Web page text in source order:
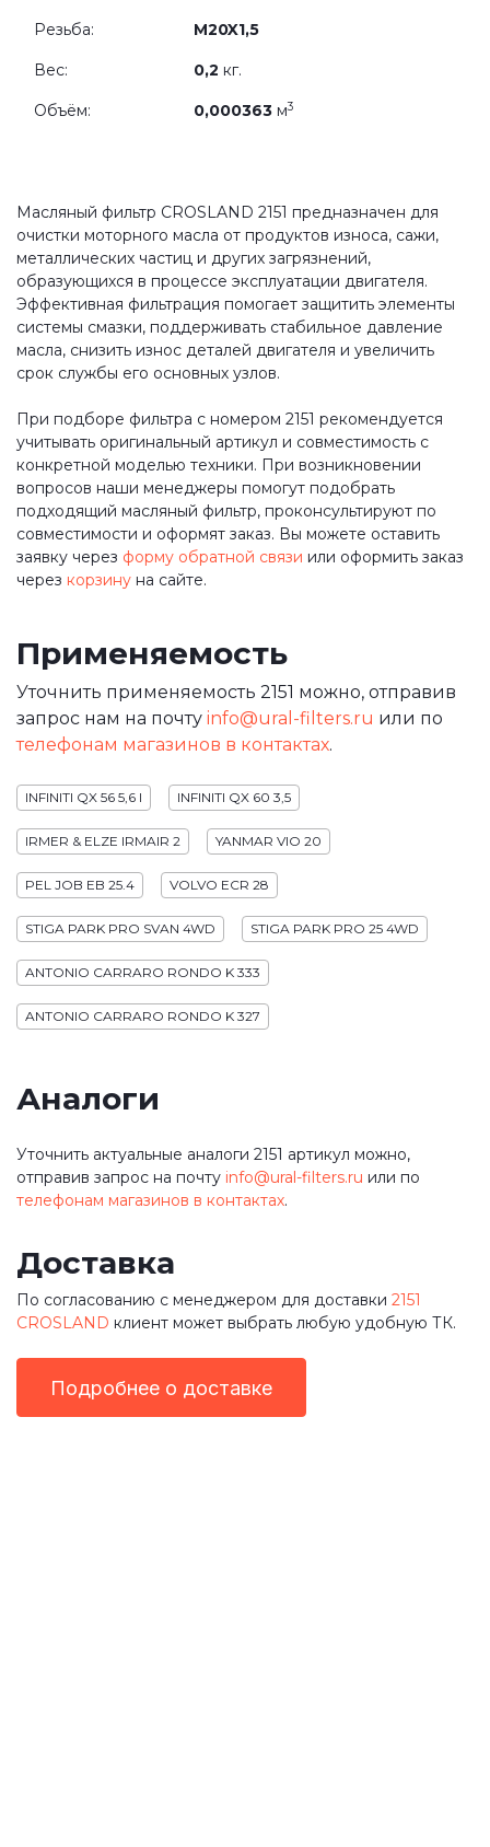
Резьба: M20X1,5
Вес: 0,2 кг.
Объём: 0,000363 м3
Масляный фильтр CROSLAND 2151 предназначен для
очистки моторного масла от продуктов износа, сажи,
металлических частиц и других загрязнений,
образующихся в процессе эксплуатации двигателя.
Эффективная фильтрация помогает защитить элементы
системы смазки, поддерживать стабильное давление
масла, снизить износ деталей двигателя и увеличить
срок службы его основных узлов.
При подборе фильтра с номером 2151 рекомендуется
учитывать оригинальный артикул и совместимость с
конкретной моделью техники. При возникновении
вопросов наши менеджеры помогут подобрать
подходящий масляный фильтр, проконсультируют по
совместимости и оформят заказ. Вы можете оставить
заявку через форму обратной связи или оформить заказ
через корзину на сайте.
Применяемость
Уточнить применяемость 2151 можно, отправив
запрос нам на почту info@ural-filters.ru или по
телефонам магазинов в контактах.
INFINITI QX 56 5,6 I INFINITI QX 60 3,5
IRMER & ELZE IRMAIR 2 YANMAR VIO 20
PEL JOB EB 25.4 VOLVO ECR 28
STIGA PARK PRO SVAN 4WD STIGA PARK PRO 25 4WD
ANTONIO CARRARO RONDO K 333
ANTONIO CARRARO RONDO K 327
Аналоги
Уточнить актуальные аналоги 2151 артикул можно,
отправив запрос на почту info@ural-filters.ru или по
телефонам магазинов в контактах.
Доставка
По согласованию с менеджером для доставки 2151
CROSLAND клиент может выбрать любую удобную ТК.
Подробнее о доставке